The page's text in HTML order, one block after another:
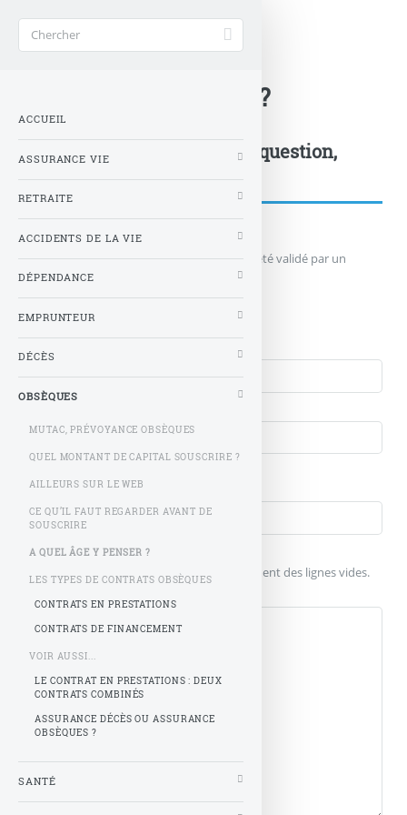
A quel âge y penser ?
Postez votre commentaire, question,
remarque...
Votre message n'apparaîtra qu'après avoir été validé par un
administrateur du site.
Qui êtes-vous ?
Nom
Courriel (non publié)
Votre message
Titre (obligatoire)
Texte de votre message (obligatoire)
Pour créer des paragraphes, laissez simplement des lignes vides.
ACCUEIL
ASSURANCE VIE
RETRAITE
ACCIDENTS DE LA VIE
DÉPENDANCE
EMPRUNTEUR
DÉCÈS
OBSÈQUES
MUTAC, PRÉVOYANCE OBSÈQUES
QUEL MONTANT DE CAPITAL SOUSCRIRE ?
AILLEURS SUR LE WEB
CE QU’IL FAUT REGARDER AVANT DE
SOUSCRIRE
A QUEL ÂGE Y PENSER ?
LES TYPES DE CONTRATS OBSÈQUES
CONTRATS EN PRESTATIONS
CONTRATS DE FINANCEMENT
VOIR AUSSI...
LE CONTRAT EN PRESTATIONS : DEUX
CONTRATS COMBINÉS
ASSURANCE DÉCÈS OU ASSURANCE
OBSÈQUES ?
SANTÉ